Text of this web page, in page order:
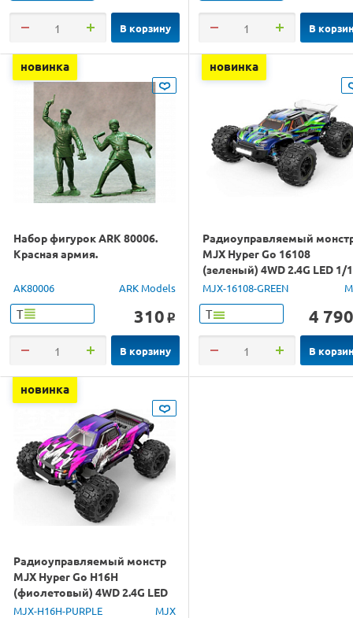
В корзину В
новинка
Набор фигурок ARK 80006.
Красная армия.
AK80006 ARK Models
Т 310 o
В корзину
новинка
Радиоуправляемый
MJX Hyper Go 16108
(зеленый) 4WD 2.4G LED 1/
RTR
MJX-16108-GREEN
Т 4 790
В
новинка
Радиоуправляемый монстр
MJX Hyper Go H16H
(фиолетовый) 4WD 2.4G LED
GPS 1/16 RTR
MJX-H16H-PURPLE MJX